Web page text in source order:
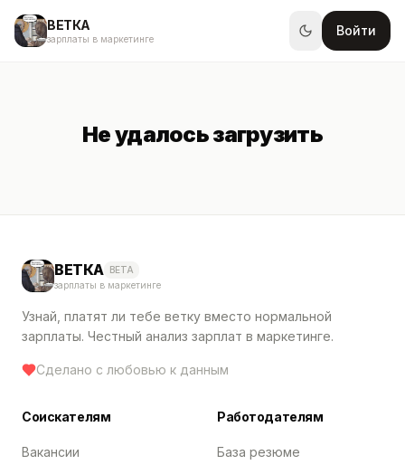
ВЕТКА
зарплаты в маркетинге
Войти
Не удалось загрузить
ВЕТКА BETA
зарплаты в маркетинге
Узнай, платят ли тебе ветку вместо нормальной
зарплаты. Честный анализ зарплат в маркетинге.
Сделано с любовью к данным
Соискателям
Вакансии
Работодателям
База резюме